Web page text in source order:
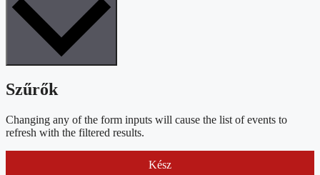
Szűrők
Changing any of the form inputs will cause the list of events to
refresh with the filtered results.
Kész